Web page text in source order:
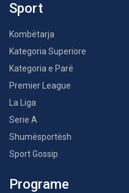
Sport
Kombëtarja
Kategoria Superiore
Kategoria e Parë
Premier League
La Liga
Serie A
Shumësportësh
Sport Gossip
Programe